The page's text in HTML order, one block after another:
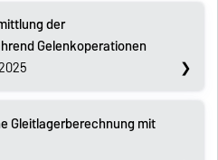
der
Gelenkoperationen
Gleitlagerberechnung mit